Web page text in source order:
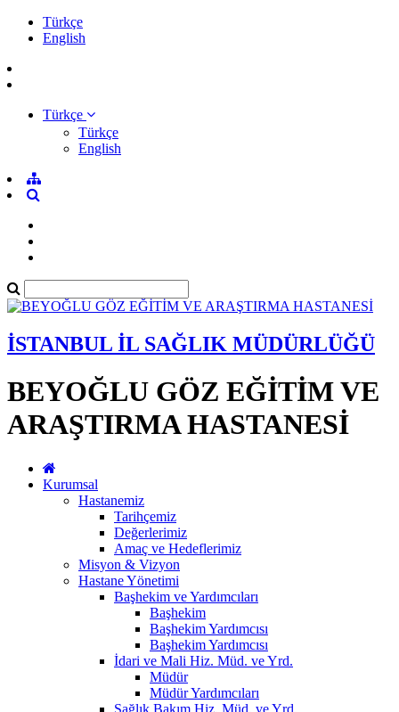
Türkçe
English
Türkçe
Türkçe
English
İSTANBUL İL SAĞLIK MÜDÜRLÜĞÜ
BEYOĞLU GÖZ EĞİTİM VE
ARAŞTIRMA HASTANESİ
Kurumsal
Hastanemiz
Tarihçemiz
Değerlerimiz
Amaç ve Hedeflerimiz
Misyon & Vizyon
Hastane Yönetimi
Başhekim ve Yardımcıları
Başhekim
Başhekim Yardımcısı
Başhekim Yardımcısı
İdari ve Mali Hiz. Müd. ve Yrd.
Müdür
Müdür Yardımcıları
Sağlık Bakım Hiz. Müd. ve Yrd.